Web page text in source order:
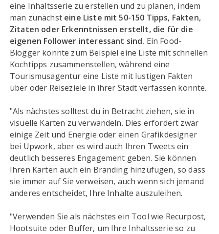
eine Inhaltsserie zu erstellen und zu planen, indem
man zunächst eine Liste mit 50-150 Tipps, Fakten,
Zitaten oder Erkenntnissen erstellt, die für die
eigenen Follower interessant sind. Ein Food-
Blogger könnte zum Beispiel eine Liste mit schnellen
Kochtipps zusammenstellen, während eine
Tourismusagentur eine Liste mit lustigen Fakten
über oder Reiseziele in ihrer Stadt verfassen könnte.
"Als nächstes solltest du in Betracht ziehen, sie in
visuelle Karten zu verwandeln. Dies erfordert zwar
einige Zeit und Energie oder einen Grafikdesigner
bei Upwork, aber es wird auch Ihren Tweets ein
deutlich besseres Engagement geben. Sie können
Ihren Karten auch ein Branding hinzufügen, so dass
sie immer auf Sie verweisen, auch wenn sich jemand
anderes entscheidet, Ihre Inhalte auszuleihen.
"Verwenden Sie als nächstes ein Tool wie Recurpost,
Hootsuite oder Buffer, um Ihre Inhaltsserie so zu